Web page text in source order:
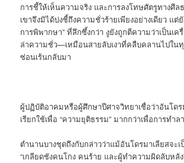
การชี้ให้เห็นความจริง และการลงโทษศัตรูทางศีล
เขาจึงมิได้บ่งชี้ถึงความชั่วร้ายเพียงอย่างเดียว แต่
การพิพากษา” ที่ลึกซึ้งกว่า งูยังถูกตีความว่าเป็นเค
ล่าความชั่ว—เหมือนสายลับเงาที่คลืบคลานไปใน
ซ่อนเร้นกลับมา
ผู้ปฏิบัติอาคมหรือผู้ศึกษาปีศาจวิทยาเชื่อว่าอันโดร
เรียกใช้เพื่อ “ความยุติธรรม” มากกว่าเพื่อการทำล
ตำนานบางชุดถึงกับกล่าวว่าแม้อันโดรมาเลียสจะเ
“เกลียดชังคนโกง คนร้าย และผู้ทำความผิดลับหลัง